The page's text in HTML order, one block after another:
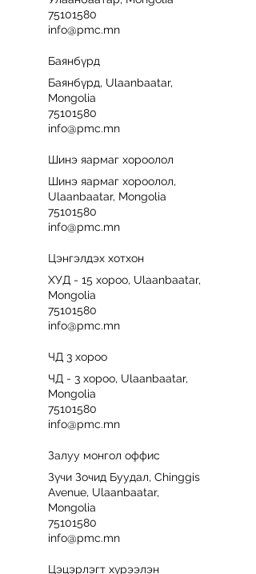
75101580
info@pmc.mn
Баянбүрд
Баянбүрд, Ulaanbaatar,
Mongolia
75101580
info@pmc.mn
Шинэ яармаг хороолол
Шинэ яармаг хороолол,
Ulaanbaatar, Mongolia
75101580
info@pmc.mn
Цэнгэлдэх хотхон
ХУД - 15 хороо, Ulaanbaatar,
Mongolia
75101580
info@pmc.mn
ЧД 3 хороо
ЧД - 3 хороо, Ulaanbaatar,
Mongolia
75101580
info@pmc.mn
Залуу монгол оффис
Зүчи Зочид Буудал, Chinggis
Avenue, Ulaanbaatar,
Mongolia
75101580
info@pmc.mn
Цэцэрлэгт хүрээлэн